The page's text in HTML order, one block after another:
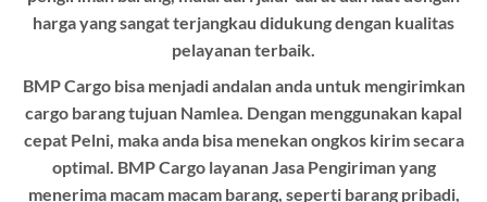
harga yang sangat terjangkau didukung dengan kualitas
pelayanan terbaik.
BMP Cargo bisa menjadi andalan anda untuk mengirimkan
cargo barang tujuan Namlea. Dengan menggunakan kapal
cepat Pelni, maka anda bisa menekan ongkos kirim secara
optimal. BMP Cargo layanan Jasa Pengiriman yang
menerima macam macam barang, seperti barang pribadi,